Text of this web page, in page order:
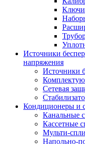
Ключи
Источники
напряжения
Источники
Сетевая
Кондиционеры и
Канальные
Кассетные
Мульти-
Напольно-